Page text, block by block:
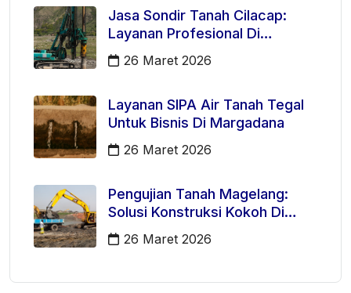
Jasa Sondir Tanah Cilacap:
Layanan Profesional Di
Kecamatan Majenang
26 Maret 2026
Layanan SIPA Air Tanah Tegal
Untuk Bisnis Di Margadana
26 Maret 2026
Pengujian Tanah Magelang:
Solusi Konstruksi Kokoh Di
Mertoyudan
26 Maret 2026